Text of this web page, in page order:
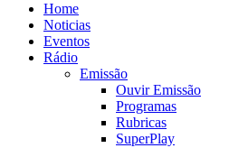
Home
Noticias
Eventos
Rádio
Emissão
Ouvir Emissão
Programas
Rubricas
SuperPlay